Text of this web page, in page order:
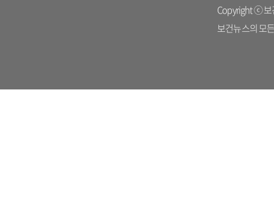
Copyright ⓒ 보
보건뉴스의 모